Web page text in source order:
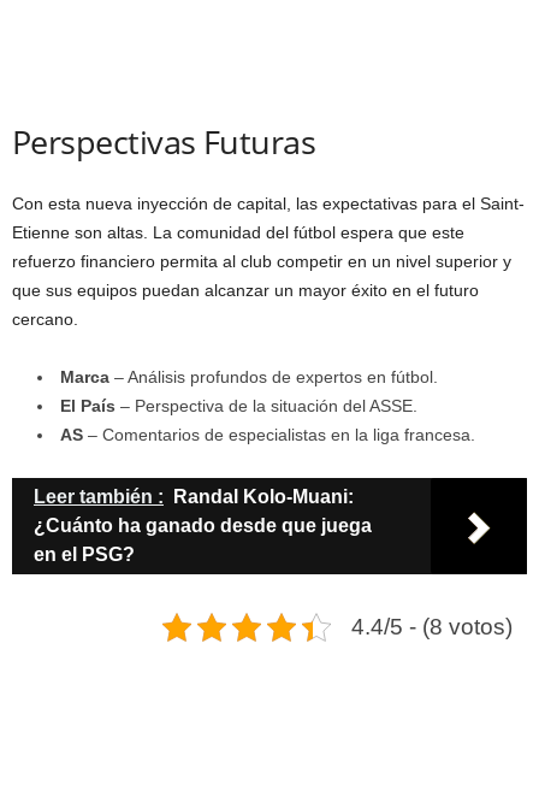
Perspectivas Futuras
Con esta nueva inyección de capital, las expectativas para el Saint-
Etienne son altas. La comunidad del fútbol espera que este
refuerzo financiero permita al club competir en un nivel superior y
que sus equipos puedan alcanzar un mayor éxito en el futuro
cercano.
Marca – Análisis profundos de expertos en fútbol.
El País – Perspectiva de la situación del ASSE.
AS – Comentarios de especialistas en la liga francesa.
Leer también :
Randal Kolo-Muani:
¿Cuánto ha ganado desde que juega
en el PSG?
4.4/5 - (8 votos)